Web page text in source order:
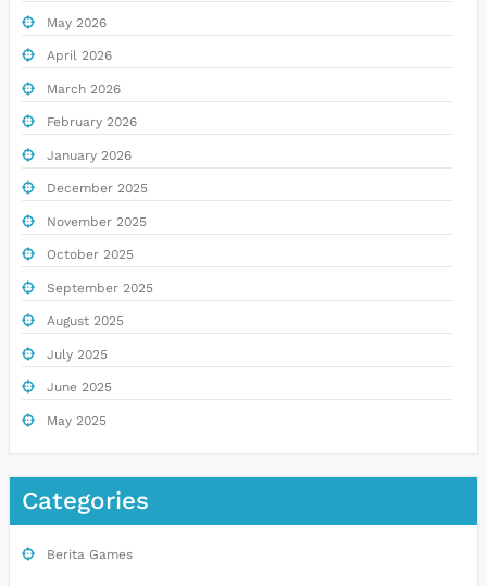
May 2026
April 2026
March 2026
February 2026
January 2026
December 2025
November 2025
October 2025
September 2025
August 2025
July 2025
June 2025
May 2025
Categories
Berita Games